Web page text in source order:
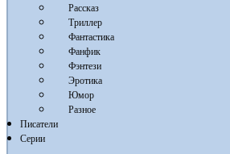
Рассказ
Триллер
Фантастика
Фанфик
Фэнтези
Эротика
Юмор
Разное
Писатели
Серии